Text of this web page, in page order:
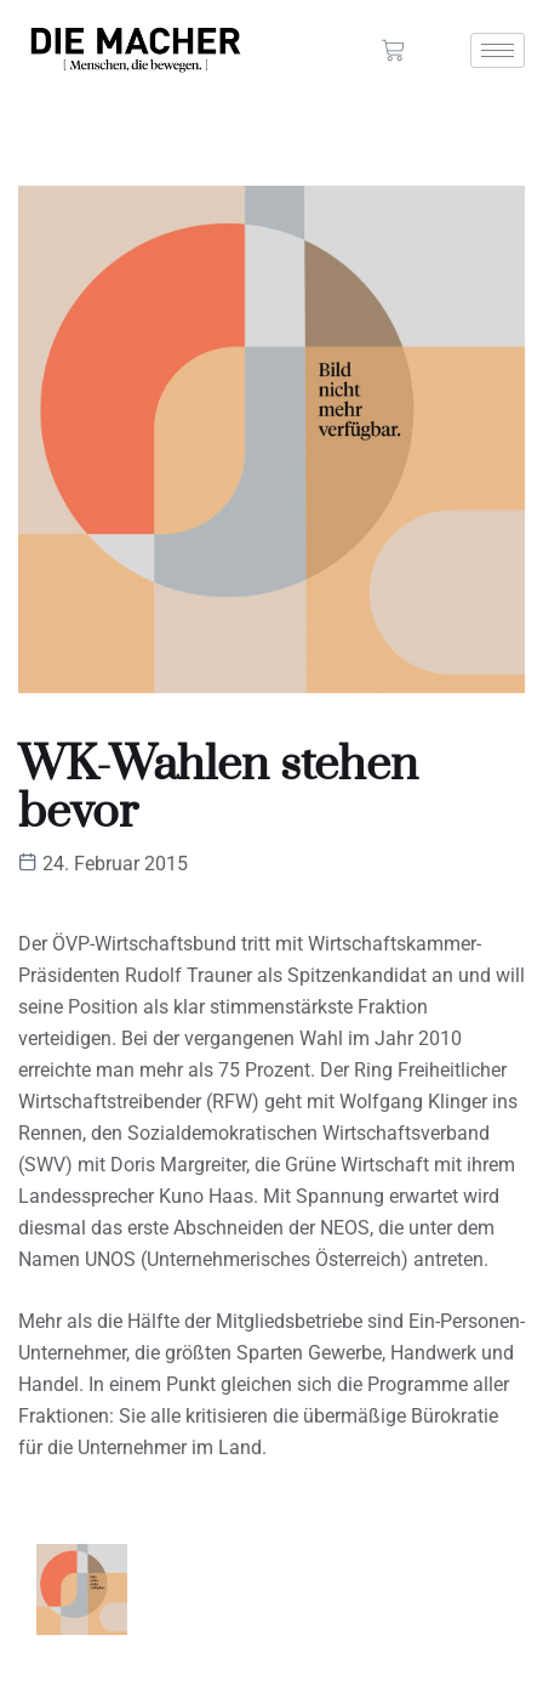
WK-Wahlen stehen
bevor
24. Februar 2015
Der ÖVP-Wirtschaftsbund tritt mit Wirtschaftskammer-
Präsidenten Rudolf Trauner als Spitzenkandidat an und will
seine Position als klar stimmenstärkste Fraktion
verteidigen. Bei der vergangenen Wahl im Jahr 2010
erreichte man mehr als 75 Prozent. Der Ring Freiheitlicher
Wirtschaftstreibender (RFW) geht mit Wolfgang Klinger ins
Rennen, den Sozialdemokratischen Wirtschaftsverband
(SWV) mit Doris Margreiter, die Grüne Wirtschaft mit ihrem
Landessprecher Kuno Haas. Mit Spannung erwartet wird
diesmal das erste Abschneiden der NEOS, die unter dem
Namen UNOS (Unternehmerisches Österreich) antreten.
Mehr als die Hälfte der Mitgliedsbetriebe sind Ein-Personen-
Unternehmer, die größten Sparten Gewerbe, Handwerk und
Handel. In einem Punkt gleichen sich die Programme aller
Fraktionen: Sie alle kritisieren die übermäßige Bürokratie
für die Unternehmer im Land.